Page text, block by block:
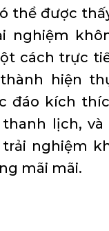
thể được
nghiệm
cách trực
hiện
đáo kích
lịch,
nghiệm
mãi mãi.